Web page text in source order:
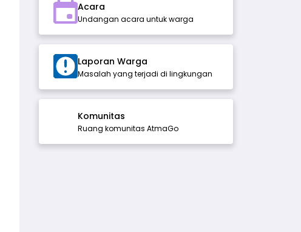
Acara
Undangan acara untuk warga
Laporan Warga
Masalah yang terjadi di lingkungan
Komunitas
Ruang komunitas AtmaGo